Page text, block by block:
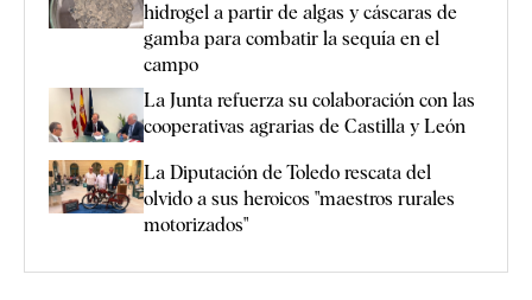
hidrogel a partir de algas y cáscaras de
gamba para combatir la sequía en el
campo
La Junta refuerza su colaboración con las
cooperativas agrarias de Castilla y León
La Diputación de Toledo rescata del
olvido a sus heroicos "maestros rurales
motorizados"